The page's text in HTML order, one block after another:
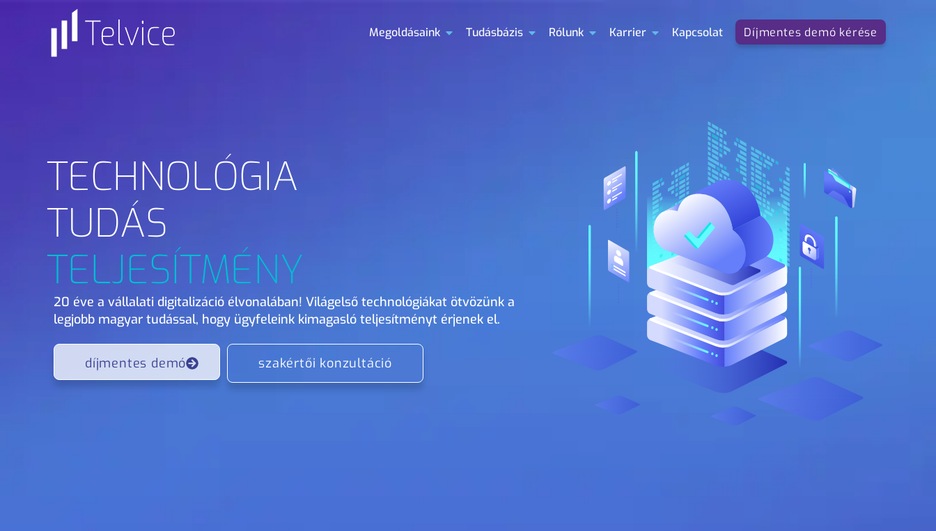
Megoldásaink Tudásbázis Rólunk Karrier Kapcsolat Díjmentes demó kérése
TECHNOLÓGIA
TUDÁS
TELJESÍTMÉNY
20 éve a vállalati digitalizáció élvonalában! Világelső technológiákat ötvözünk a
legjobb magyar tudással, hogy ügyfeleink kimagasló teljesítményt érjenek el.
díjmentes demó szakértői konzultáció